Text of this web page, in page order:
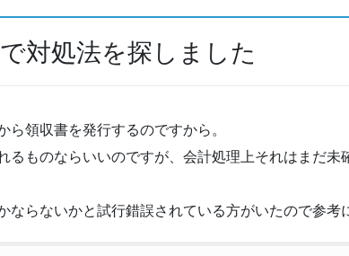
対処法を探しました
領収書を発行するのですから。
ものならいいのですが、会計処理上それはまだ未
ならないかと試行錯誤されている方がいたので参考